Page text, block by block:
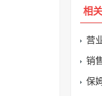
相
营
销
保